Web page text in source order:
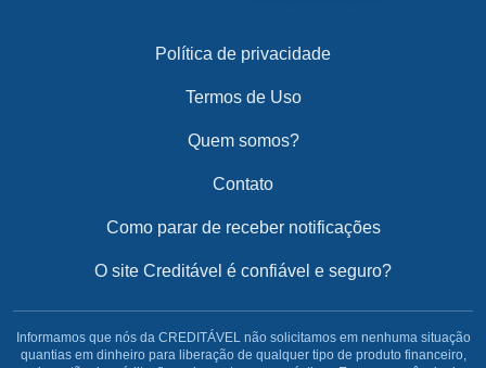
Política de privacidade
Termos de Uso
Quem somos?
Contato
Como parar de receber notificações
O site Creditável é confiável e seguro?
Informamos que nós da CREDITÁVEL não solicitamos em nenhuma situação
quantias em dinheiro para liberação de qualquer tipo de produto financeiro,